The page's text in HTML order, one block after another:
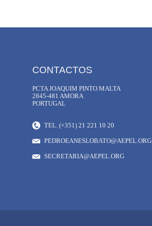
TEL. (+351) 21 221 10 20
PEDROEANESLOBATO@AEPEL.ORG
SECRETARIA@AEPEL.ORG
CONTACTOS
PCTA JOAQUIM PINTO MALTA
2845-481 AMORA
PORTUGAL